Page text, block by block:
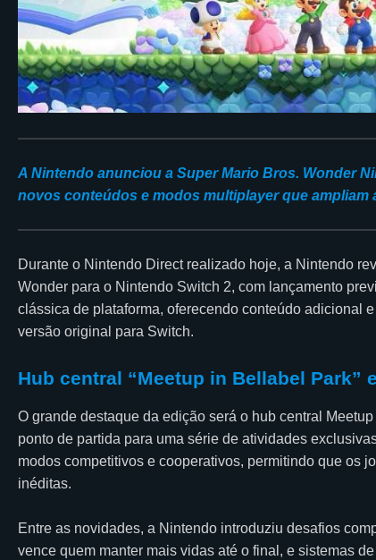
A Nintendo anunciou a Super Mario Bros. Wonder
novos conteúdos e modos multiplayer que ampliam
Durante o Nintendo Direct realizado hoje, a Nintendo
Wonder para o Nintendo Switch 2, com lançamento
clássica de plataforma, oferecendo conteúdo adicional
versão original para Switch.
Hub central “Meetup in Bellabel
O grande destaque da edição será o hub central
ponto de partida para uma série de atividades
modos competitivos e cooperativos, permitindo que os
inéditas.
Entre as novidades, a Nintendo introduziu desafios
vence quem manter mais vidas até o final, e sistemas